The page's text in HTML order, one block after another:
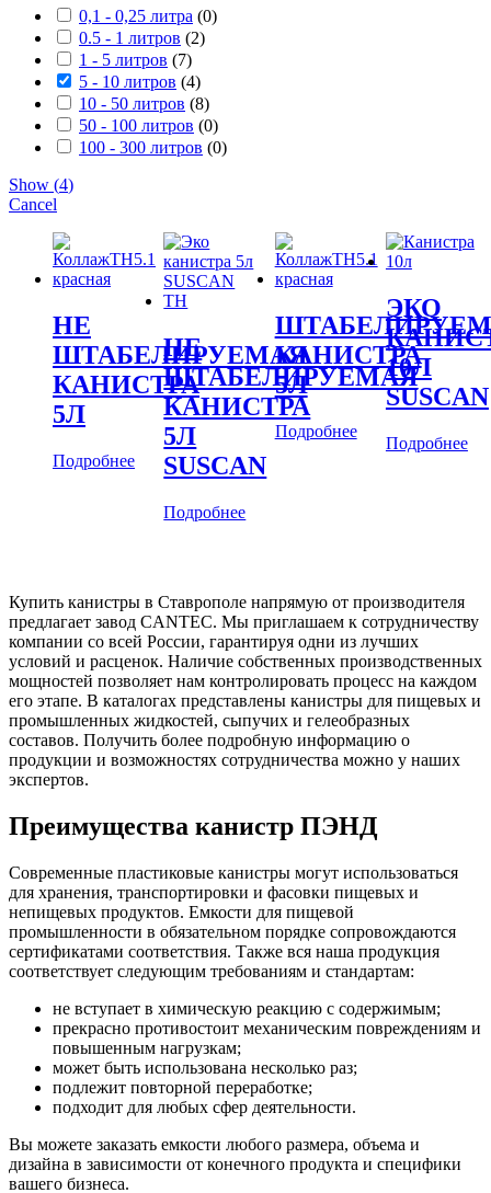
0,1 - 0,25 литра (0)
0.5 - 1 литров (2)
1 - 5 литров (7)
5 - 10 литров (4)
10 - 50 литров (8)
50 - 100 литров (0)
100 - 300 литров (0)
Show (4)
Cancel
НЕ
ШТАБЕЛИРУЕМАЯ
КАНИСТРА
5Л
Подробнее
НЕ
ШТАБЕЛИРУЕМАЯ
КАНИСТРА
5Л
SUSCAN
Подробнее
КАНИСТРА
5Л
Подробнее
ЭКО
10Л
SUSCAN
Подробнее
Купить канистры в Ставрополе напрямую от производителя
предлагает завод CANTEC. Мы приглашаем к сотрудничеству
компании со всей России, гарантируя одни из лучших
условий и расценок. Наличие собственных производственных
мощностей позволяет нам контролировать процесс на каждом
его этапе. В каталогах представлены канистры для пищевых и
промышленных жидкостей, сыпучих и гелеобразных
составов. Получить более подробную информацию о
продукции и возможностях сотрудничества можно у наших
экспертов.
Преимущества канистр ПЭНД
Современные пластиковые канистры могут использоваться
для хранения, транспортировки и фасовки пищевых и
непищевых продуктов. Емкости для пищевой
промышленности в обязательном порядке сопровождаются
сертификатами соответствия. Также вся наша продукция
соответствует следующим требованиям и стандартам:
не вступает в химическую реакцию с содержимым;
прекрасно противостоит механическим повреждениям и
повышенным нагрузкам;
может быть использована несколько раз;
подлежит повторной переработке;
подходит для любых сфер деятельности.
Вы можете заказать емкости любого размера, объема и
дизайна в зависимости от конечного продукта и специфики
вашего бизнеса.